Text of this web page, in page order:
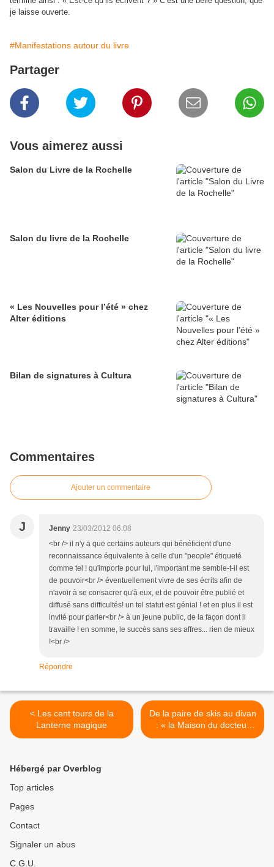
je laisse ouverte.
#Manifestations autour du livre
Partager
Vous aimerez aussi
Salon du Livre de la Rochelle
Salon du livre de la Rochelle
« Les Nouvelles pour l’été » chez
Alter éditions
Bilan de signatures à Cultura
Commentaires
Ajouter un commentaire
J Jenny 23/03/2012 06:08
<br /> il n'y a que certains auteurs qui bénéficient d'une
reconnaissance équivalente à celle d'un "people" étiqueté
comme tel ! qu'importe pour lui, l'important me semble-t-il est
de pouvoir<br /> éventuellement vivre de ses écrits afin de
n'avoir à se consacrer qu'à eux, et de pouvoir être publié et
diffusé sans difficultés! un tel statut est génial ! et en plus il est
invité pour parler<br /> à un jeune public, de la façon dont il
travaille ! en somme, le succès sans ses affres... rien de mieux
!<br />
Répondre
< Les cent tours de la
Lanterne magique
De la paire de skis au divan
: « la Maison du docteur
Edwardes » >
Hébergé par Overblog
Top articles
Pages
Contact
Signaler un abus
C.G.U.